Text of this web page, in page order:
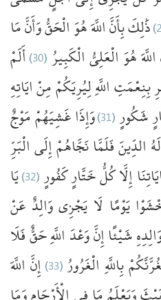
ذَٰلِكَبِأَنَّاللَّهَهُوَالْحَقُّوَأَنَّمَا
اللَّهَهُوَالْعَلِيُّالْكَبِيرُ(30) أَلَمْ
بِنِعْمَتِاللَّهِلِيُرِيَكُمْمِنْايَاتِهِ
شَكُورٍ(31) وَإِذَاغَشِيَهُمْمَوْجٌ
لَهُالدِّينَفَلَمَّانَجَّاهُمْإِلَىالْبَرِّ
إِلَّاكُلُّخَتَّارٍكَفُورٍ(32) يَا
يَوْمًا لَا يَجْزِيوَالِدٌ عَنْ
شَيْئًاإِنَّوَعْدَاللَّهِحَقٌّفَلَا
بِاللَّهِالْغَرُورُ(33) إِنَّاللَّهَ